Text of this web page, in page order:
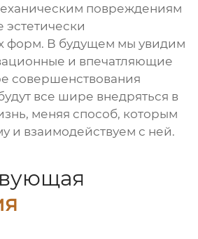
повреждениям
эстетически
форм. В будущем мы увидим
и впечатляющие
совершенствования
все шире внедряться в
меняя способ, которым
и взаимодействуем с ней.